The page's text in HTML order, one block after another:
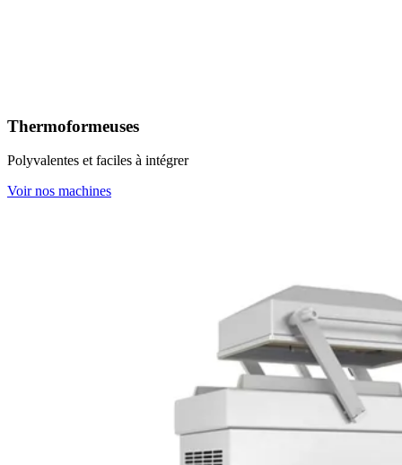
Thermoformeuses
Polyvalentes et faciles à intégrer
Voir nos machines